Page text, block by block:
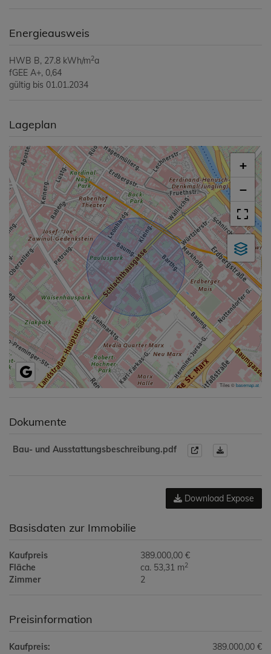
Energieausweis
HWB B, 27.8 kWh/m2a
fGEE A+, 0,64
gültig bis 01.01.2034
Lageplan
+
−
Tiles ©basemap.at
Dokumente
Bau- und Ausstattungsbeschreibung.pdf
Download Expose
Basisdaten zur Immobilie
Kaufpreis
389.000,00 €
Fläche
ca. 53,31 m2
Zimmer 2
Preisinformation
Kaufpreis: 389.000,00 €